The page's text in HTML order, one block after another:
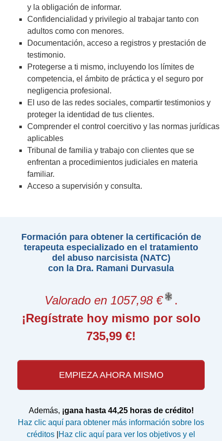
y la obligación de informar.
Confidencialidad y privilegio al trabajar tanto con
adultos como con menores.
Documentación, acceso a registros y prestación de
testimonio.
Protegerse a ti mismo, incluyendo los límites de
competencia, el ámbito de práctica y el seguro por
negligencia profesional.
El uso de las redes sociales, compartir testimonios y
proteger la identidad de tus clientes.
Comprender el control coercitivo y las normas jurídicas
aplicables
Tribunal de familia y trabajo con clientes que se
enfrentan a procedimientos judiciales en materia
familiar.
Acceso a supervisión y consulta.
Formación para obtener la certificación de
terapeuta especializado en el tratamiento
del abuso narcisista (NATC)
con la Dra. Ramani Durvasula
Valorado en 1057,98 €
.
¡Regístrate hoy mismo por solo
735,99 €!
EMPIEZA AHORA MISMO
Además, ¡gana hasta 44,25 horas de crédito!
Haz clic aquí para obtener más información sobre los
créditos Haz clic aquí para ver los objetivos y el